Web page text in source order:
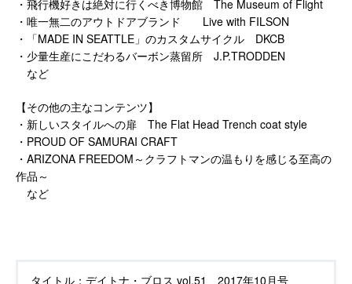
・飛行機好きは絶対に行くべき博物館 The Museum of Flight
・唯一無二のアウトドアブランド Live with FILSON
・「MADE IN SEATTLE」のカスタムサイクル DKCB
・少量生産にこだわるバーボン蒸留所 J.P.TRODDEN
など
【その他の主なコンテンツ】
・新しいスタイルへの扉 The Flat Head Trench coat style
・PROUD OF SAMURAI CRAFT
・ARIZONA FREEDOM～クラフトマンの温もりを感じる至高の
作品～
など
タイトル： デイトナ・ブロス vol.51 2017年10月号